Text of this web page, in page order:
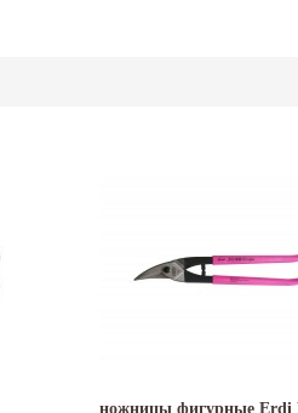
ножницы фигурные Erdi